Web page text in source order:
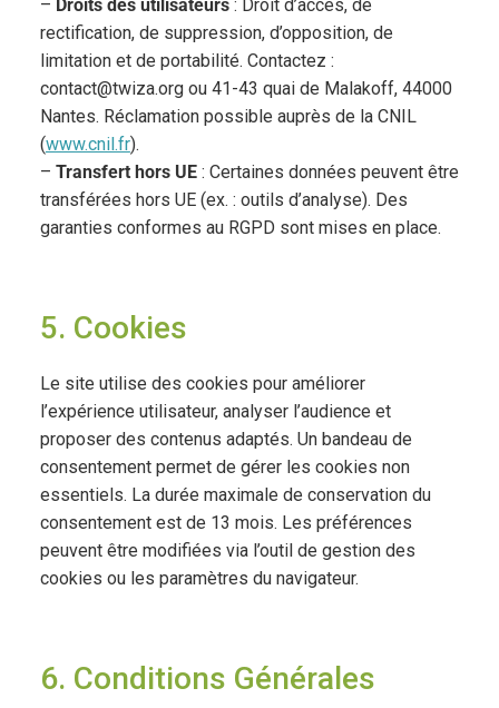
– Droits des utilisateurs: Droit d’accès, de
rectification, de suppression, d’opposition, de
limitation et de portabilité. Contactez :
contact@twiza.org ou 41-43 quai de Malakoff, 44000
Nantes. Réclamation possible auprès de la CNIL
(www.cnil.fr).
– Transfert hors UE: Certaines données peuvent être
transférées hors UE (ex. : outils d’analyse). Des
garanties conformes au RGPD sont mises en place.
5. Cookies
Le site utilise des cookies pour améliorer
l’expérience utilisateur, analyser l’audience et
proposer des contenus adaptés. Un bandeau de
consentement permet de gérer les cookies non
essentiels. La durée maximale de conservation du
consentement est de 13 mois. Les préférences
peuvent être modifiées via l’outil de gestion des
cookies ou les paramètres du navigateur.
6. Conditions Générales